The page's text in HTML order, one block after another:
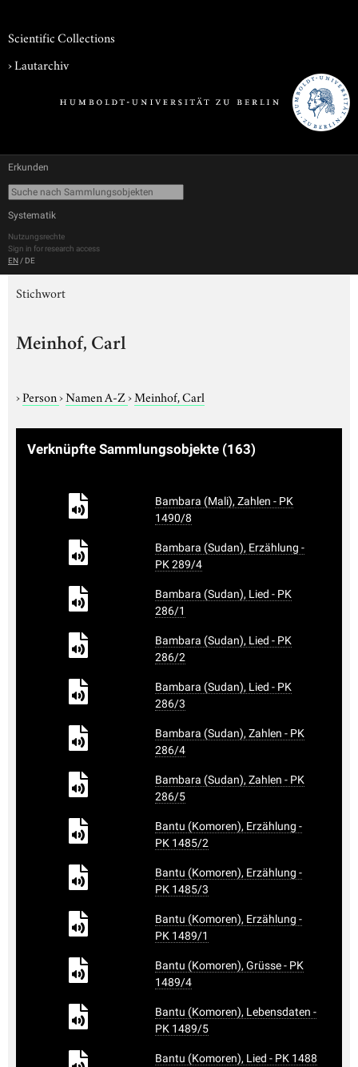
Scientific Collections
›Lautarchiv
Erkunden
Systematik
Nutzungsrechte
Sign in for research access
EN / DE
Stichwort
Meinhof, Carl
›Person›Namen A-Z›Meinhof, Carl
Verknüpfte Sammlungsobjekte (163)
Bambara (Mali), Zahlen - PK
1490/8
Bambara (Sudan), Erzählung -
PK 289/4
Bambara (Sudan), Lied - PK
286/1
Bambara (Sudan), Lied - PK
286/2
Bambara (Sudan), Lied - PK
286/3
Bambara (Sudan), Zahlen - PK
286/4
Bambara (Sudan), Zahlen - PK
286/5
Bantu (Komoren), Erzählung -
PK 1485/2
Bantu (Komoren), Erzählung -
PK 1485/3
Bantu (Komoren), Erzählung -
PK 1489/1
Bantu (Komoren), Grüsse - PK
1489/4
Bantu (Komoren), Lebensdaten -
PK 1489/5
Bantu (Komoren), Lied - PK 1488